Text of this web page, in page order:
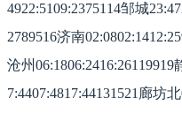
4922:5109:2375114邹城
2789516济南
沧州06:1806:2416:26119919
7:4407:4817:44131521廊坊